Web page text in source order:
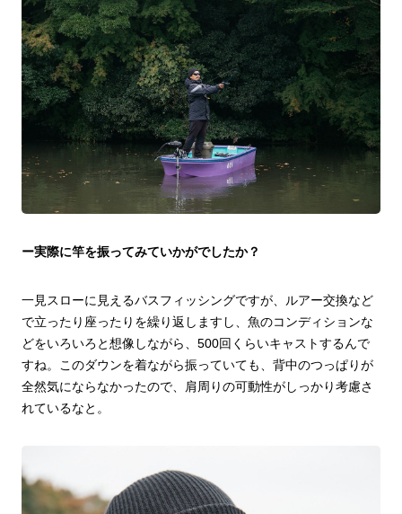
ー実際に竿を振ってみていかがでしたか？
一見スローに見えるバスフィッシングですが、ルアー交換など
で立ったり座ったりを繰り返しますし、魚のコンディションな
どをいろいろと想像しながら、500回くらいキャストするんで
すね。このダウンを着ながら振っていても、背中のつっぱりが
全然気にならなかったので、肩周りの可動性がしっかり考慮さ
れているなと。